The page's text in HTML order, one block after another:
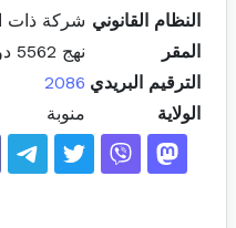
النظام القانوني شركة ذات
المقر
نهج 5562 دوار هيشر
الترقيم البريدي 2086
الولاية
منوبة